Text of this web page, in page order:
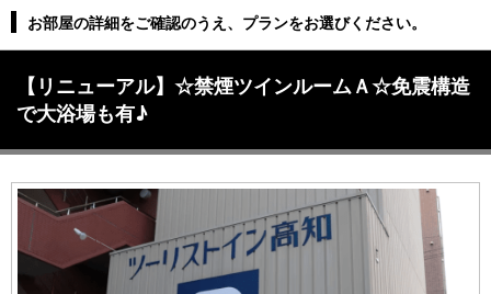
お部屋の詳細をご確認のうえ、プランをお選びください。
【リニューアル】☆禁煙ツインルームＡ☆免震構造
で大浴場も有♪